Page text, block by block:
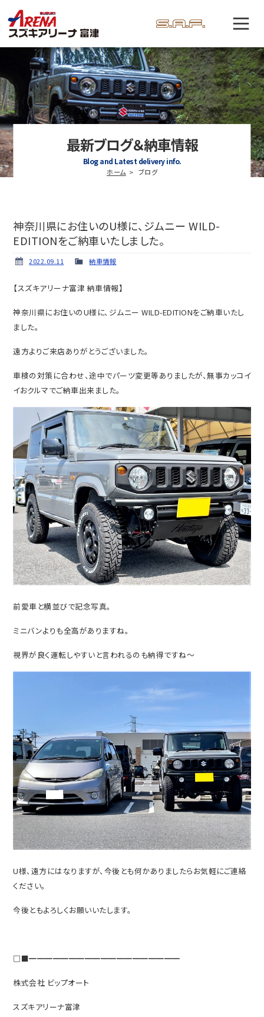
最新ブログ＆納車情報
Blog and Latest delivery info.
ホーム ブログ
神奈川県にお住いのU様に、ジムニー WILD-
EDITIONをご納車いたしました。
2022.09.11 納車情報
【スズキアリーナ富津 納車情報】
神奈川県にお住いのU様に、ジムニー WILD-EDITIONをご納車いたし
ました。
遠方よりご来店ありがとうございました。
車検の対策に合わせ、途中でパーツ変更等ありましたが、無事カッコイ
イおクルマでご納車出来ました。
前愛車と横並びで記念写真。
ミニバンよりも全高がありますね。
視界が良く運転しやすいと言われるのも納得ですね～
U様、遠方にはなりますが、今後とも何かありましたらお気軽にご連絡
ください。
今後ともよろしくお願いいたします。
□■━━━━━━━━━━━━━━━━━━━
株式会社 ビップオート
スズキアリーナ富津